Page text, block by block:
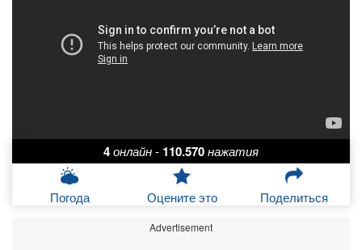
4онлайн- 110.570нажатия
Погода Оцените это Поделиться
Advertisement